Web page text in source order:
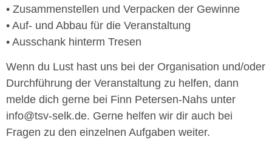
•⁠ ⁠Zusammenstellen und Verpacken der Gewinne
•⁠ ⁠Auf- und Abbau für die Veranstaltung
•⁠ ⁠Ausschank hinterm Tresen
Wenn du Lust hast uns bei der Organisation und/oder
Durchführung der Veranstaltung zu helfen, dann
melde dich gerne bei Finn Petersen-Nahs unter
info@tsv-selk.de. Gerne helfen wir dir auch bei
Fragen zu den einzelnen Aufgaben weiter.